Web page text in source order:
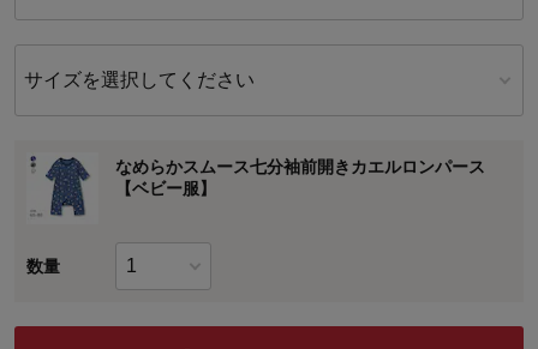
サイズを選択してください
なめらかスムース七分袖前開きカエルロンパース
【ベビー服】
数量